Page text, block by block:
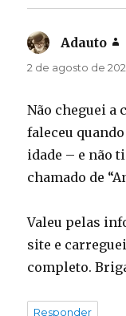
Adauto
2 de agosto de
Não cheguei a
faleceu
idade – e não
chamado de
Valeu pelas
site e
completo.
Responder